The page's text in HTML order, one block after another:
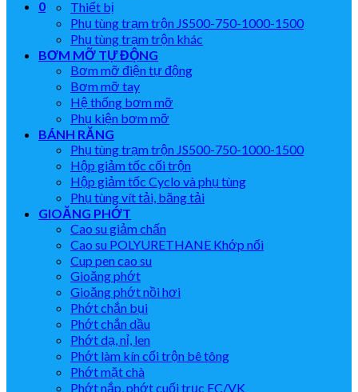
0
Thiết bị
Phụ tùng trạm trộn JS500-750-1000-1500
Phụ tùng trạm trộn khác
BƠM MỠ TỰ ĐỘNG
Bơm mỡ điện tự động
Bơm mỡ tay
Hệ thống bơm mỡ
Phụ kiện bơm mỡ
BÁNH RĂNG
Phụ tùng trạm trộn JS500-750-1000-1500
Hộp giảm tốc cối trộn
Hộp giảm tốc Cyclo và phụ tùng
Phụ tùng vít tải, băng tải
GIOĂNG PHỚT
Cao su giảm chấn
Cao su POLYURETHANE Khớp nối
Cup pen cao su
Gioăng phớt
Gioăng phớt nồi hơi
Phớt chắn bụi
Phớt chắn dầu
Phớt dạ, nỉ, len
Phớt làm kín cối trộn bê tông
Phớt mặt chà
Phớt nắp, phớt cuối trục EC/VK